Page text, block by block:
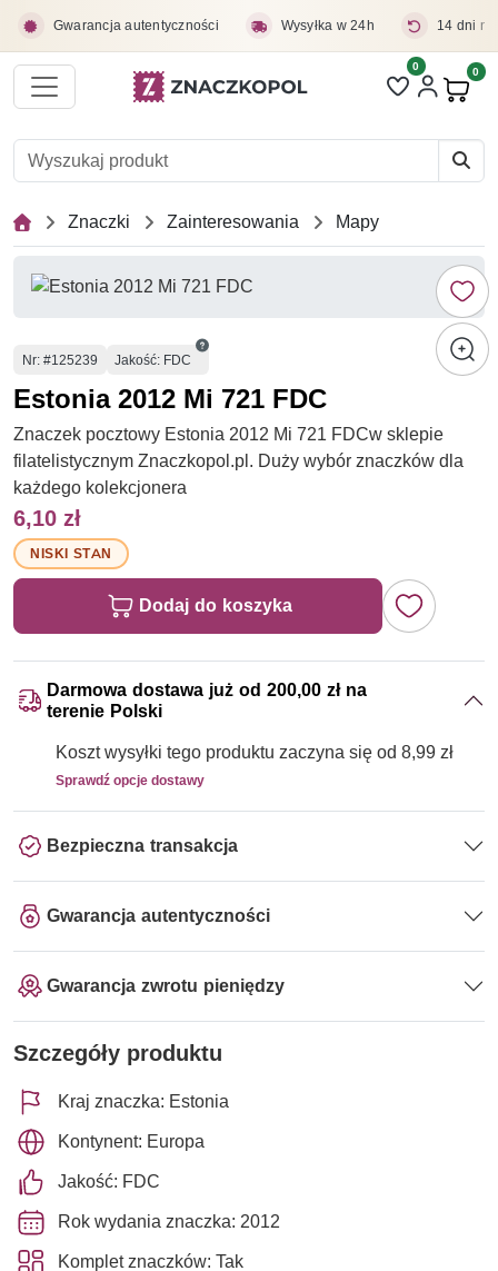
Gwarancja autentyczności Wysyłka w 24h 14 dni
Liczba pozycji
0 0
Znaczki Zainteresowania Mapy
Numer
Nr: #125239 Jakość: FDC
Estonia 2012 Mi 721 FDC
Znaczek pocztowy Estonia 2012 Mi 721 FDCw sklepie
filatelistycznym Znaczkopol.pl. Duży wybór znaczków dla
każdego kolekcjonera
6,10 zł
NISKI STAN
Dodaj do koszyka
Darmowa dostawa już od 200,00 zł na
terenie Polski
Koszt wysyłki tego produktu zaczyna się od 8,99 zł
Sprawdź opcje dostawy
Bezpieczna transakcja
Gwarancja autentyczności
Gwarancja zwrotu pieniędzy
Szczegóły produktu
Kraj znaczka: Estonia
Kontynent: Europa
Jakość: FDC
Rok wydania znaczka: 2012
Komplet znaczków: Tak